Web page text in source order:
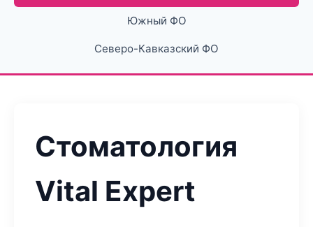
Южный ФО
Северо-Кавказский ФО
Стоматология
Vital Expert